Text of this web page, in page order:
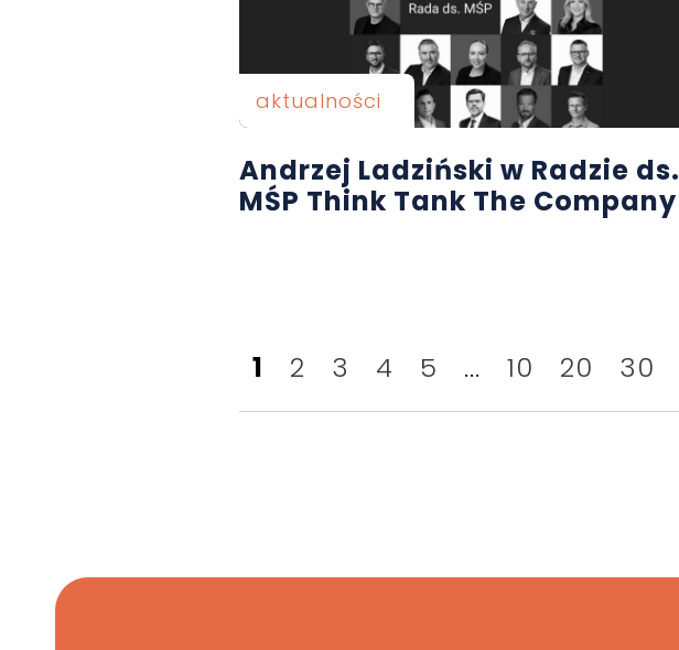
aktualności
Andrzej Ladziński w Radzie ds.
MŚP Think Tank The Company
1 2 3 4 5 ... 10 20 30